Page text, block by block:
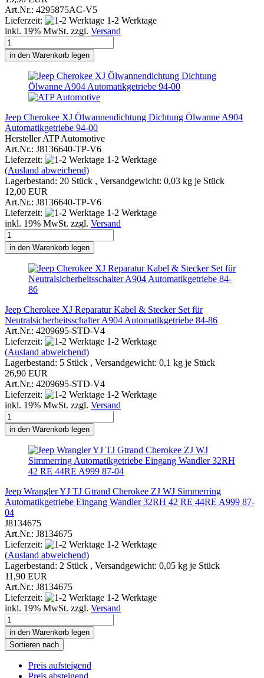
Art.Nr.: 4295875AC-V5
Lieferzeit:
1-2 Werktage
inkl. 19% MwSt. zzgl. Versand
in den Warenkorb legen
Jeep Cherokee XJ Ölwannendichtung Dichtung Ölwanne A904
Automatikgetriebe 94-00
Hersteller ATP Automotive
Art.Nr.: J8136640-TP-V6
Lieferzeit:
1-2 Werktage
(Ausland abweichend)
Lagerbestand: 20 Stück , Versandgewicht: 0,03 kg je Stück
12,00 EUR
Art.Nr.: J8136640-TP-V6
Lieferzeit:
1-2 Werktage
inkl. 19% MwSt. zzgl. Versand
in den Warenkorb legen
Jeep Cherokee XJ Reparatur Kabel & Stecker Set für
Neutralsicherheitsschalter A904 Automatikgetriebe 84-86
Art.Nr.: 4209695-STD-V4
Lieferzeit:
1-2 Werktage
(Ausland abweichend)
Lagerbestand: 5 Stück , Versandgewicht: 0,1 kg je Stück
26,90 EUR
Art.Nr.: 4209695-STD-V4
Lieferzeit:
1-2 Werktage
inkl. 19% MwSt. zzgl. Versand
in den Warenkorb legen
Jeep Wrangler YJ TJ Gtrand Cherokee ZJ WJ Simmerring
Automatikgetriebe Eingang Wandler 32RH 42 RE 44RE A999 87-
04
J8134675
Art.Nr.: J8134675
Lieferzeit:
1-2 Werktage
(Ausland abweichend)
Lagerbestand: 2 Stück , Versandgewicht: 0,05 kg je Stück
11,90 EUR
Art.Nr.: J8134675
Lieferzeit:
1-2 Werktage
inkl. 19% MwSt. zzgl. Versand
in den Warenkorb legen
Sortieren nach
Preis aufsteigend
Preis absteigend